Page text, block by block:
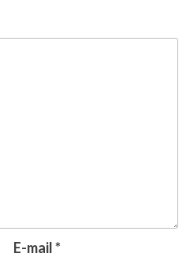
E-mail*